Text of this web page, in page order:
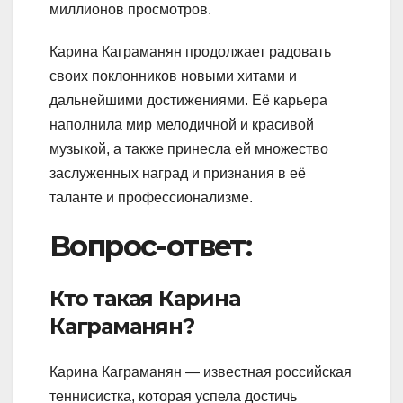
миллионов просмотров.
Карина Каграманян продолжает радовать
своих поклонников новыми хитами и
дальнейшими достижениями. Её карьера
наполнила мир мелодичной и красивой
музыкой, а также принесла ей множество
заслуженных наград и признания в её
таланте и профессионализме.
Вопрос-ответ:
Кто такая Карина
Каграманян?
Карина Каграманян — известная российская
теннисистка, которая успела достичь